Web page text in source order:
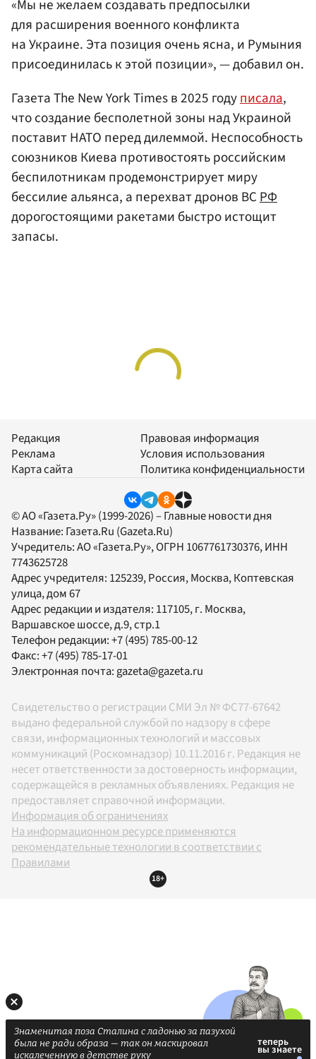
«Мы не желаем создавать предпосылки
для расширения военного конфликта
на Украине. Эта позиция очень ясна, и Румыния
присоединилась к этой позиции», — добавил он.
Газета The New York Times в 2025 годуписала,
что создание бесполетной зоны над Украиной
поставит НАТО перед дилеммой. Неспособность
союзников Киева противостоять российским
беспилотникам продемонстрирует миру
бессилие альянса, а перехват дронов ВСРФ
дорогостоящими ракетами быстро истощит
запасы.
Редакция
Реклама
Карта сайта
Правовая информация
Условия использования
Политика конфиденциальности
© АО «Газета.Ру» (1999-2026) – Главные новости дня
Название: Газета.Ru (Gazeta.Ru)
Учредитель:АО «Газета.Ру», ОГРН 1067761730376, ИНН
7743625728
Адрес учредителя: 125239, Россия, Москва, Коптевская
улица, дом 67
Адрес редакции и издателя: 117105, г. Москва,
Варшавское шоссе, д.9, стр.1
Телефон редакции:+7 (495) 785-00-12
Факс:+7 (495) 785-17-01
Электронная почта:gazeta@gazeta.ru
Свидетельство о регистрации СМИ Эл № ФС77-67642
выдано федеральной службой по надзору в сфере
связи, информационных технологий и массовых
коммуникаций (Роскомнадзор) 10.11.2016 г. Редакция не
несет ответственности за достоверность информации,
содержащейся в рекламных объявлениях. Редакция не
предоставляет справочной информации.
Информация об ограничениях
На информационном ресурсе применяются
рекомендательные технологии в соответствии с
Правилами
18+
Знаменитая поза Сталина с ладонью за пазухой
была не ради образа — так он маскировал
искалеченную в детстве руку